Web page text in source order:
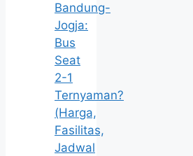
Bandung-
Jogja:
Bus
Seat
2-1
Ternyaman?
(Harga,
Fasilitas,
Jadwal